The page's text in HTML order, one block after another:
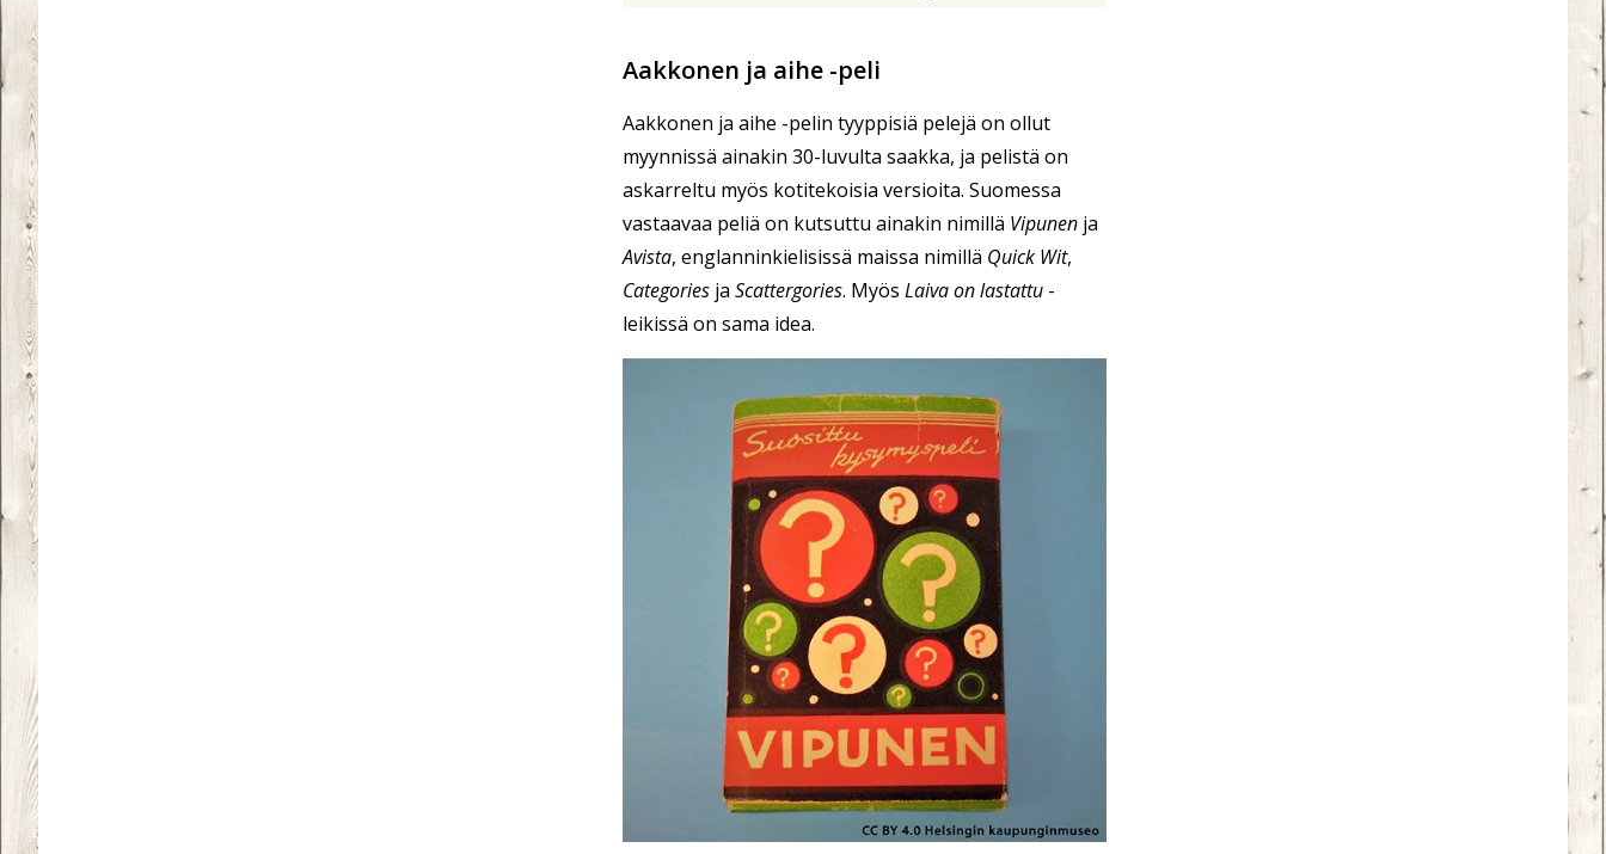
Aakkonen ja aihe -peli
Aakkonen ja aihe -pelin tyyppisiä pelejä on ollut
myynnissä ainakin 30-luvulta saakka, ja pelistä on
askarreltu myös kotitekoisia versioita. Suomessa
vastaavaa peliä on kutsuttu ainakin nimillä Vipunen ja
Avista, englanninkielisissä maissa nimillä Quick Wit,
Categories jaScattergories. MyösLaiva on lastattu -
leikissä on sama idea.